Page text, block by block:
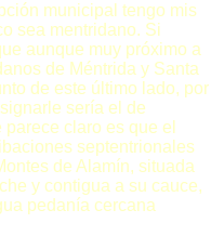
municipal tengo mis
sea mentridano. Si
aunque muy próximo a
de Méntrida y Santa
de este último lado, por
sería el de
claro es que el
septentrionales
de Alamín, situada
y contigua a su cauce,
pedanía cercana